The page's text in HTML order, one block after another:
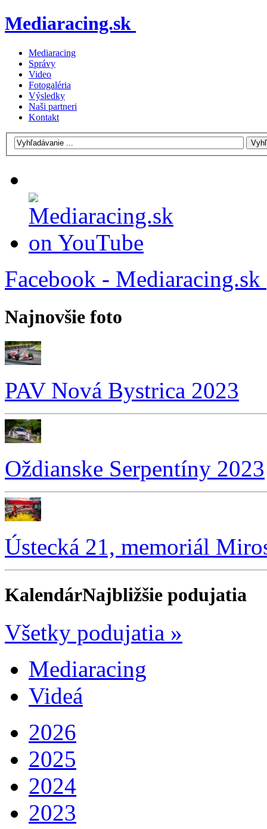
Mediaracing.sk
Mediaracing
Správy
Video
Fotogaléria
Výsledky
Naši partneri
Kontakt
Facebook - Mediaracing.sk
Najnovšie foto
PAV Nová Bystrica 2023
Oždianske Serpentíny 2023
Ústecká 21, memoriál
KalendárNajbližšie podujatia
Všetky podujatia »
Mediaracing
Videá
2026
2025
2024
2023